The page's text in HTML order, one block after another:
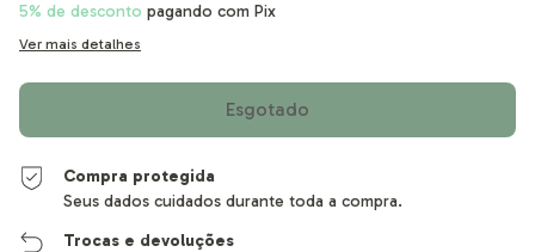
5% de desconto pagando com Pix
Ver mais detalhes
Compra protegida
Seus dados cuidados durante toda a compra.
Trocas e devoluções